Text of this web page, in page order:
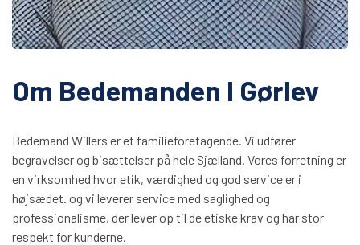
Om Bedemanden I Gørlev
Bedemand Willers er et familieforetagende. Vi udfører
begravelser og bisættelser på hele Sjælland. Vores forretning er
en virksomhed hvor etik, værdighed og god service er i
højsædet. og vi leverer service med saglighed og
professionalisme, der lever op til de etiske krav og har stor
respekt for kunderne.